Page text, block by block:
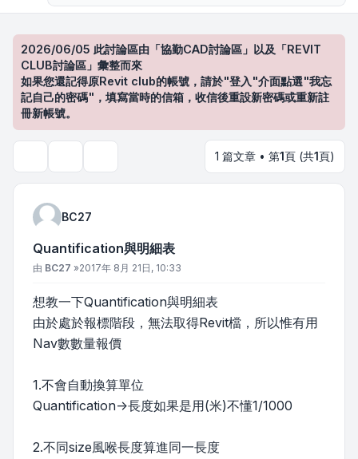
2026/06/05 此討論區由「協勤CAD討論區」以及「REVIT
CLUB討論區」彙整而來
如果您還記得原Revit club的帳號，請於"登入"介面點選"我忘
記自己的密碼"，填寫當時的信箱，收信後重設新密碼或重新註
冊新帳號。
1 篇文章 • 第1頁 (共1頁)
BC27
Quantification與明細表
文章
由 BC27 »2017年 8月 21日, 10:33
想教一下Quantification與明細表
由於處於報標階段，無法取得Revit檔，所以惟有用
Nav數數量報價
1.不會自動換算單位
Quantification->長度如果是用(米)不懂1/1000
2.不同size風喉長度算進同一長度